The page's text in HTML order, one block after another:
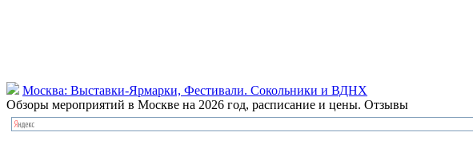
Москва: Выставки-Ярмарки, Фестивали. Сокольники и ВДНХ
Обзоры мероприятий в Москве на 2026 год, расписание и цены. Отзывы